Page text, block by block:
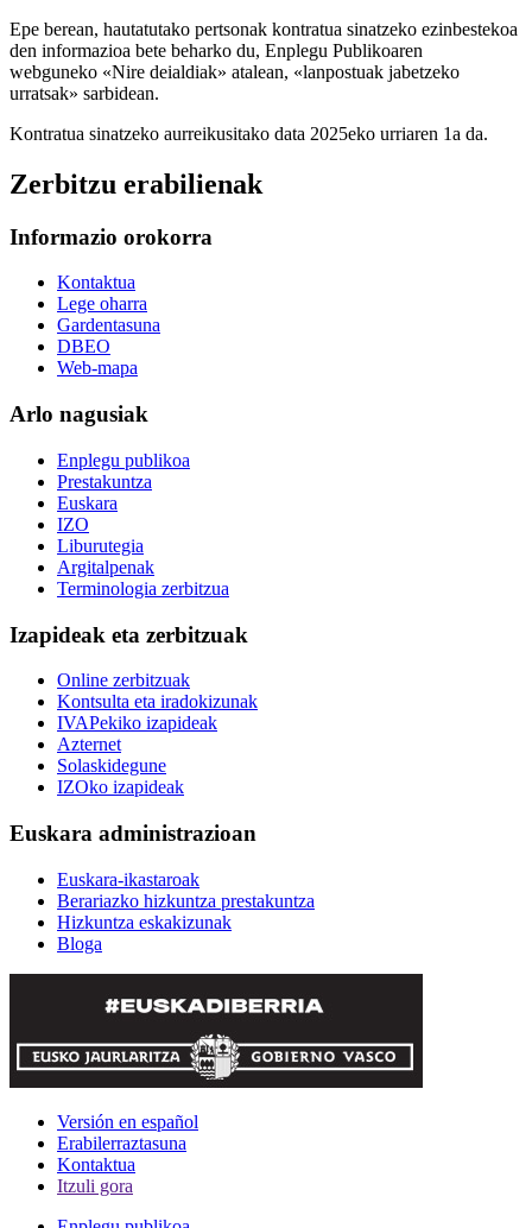
Epe berean, hautatutako pertsonak kontratua sinatzeko ezinbestekoa
den informazioa bete beharko du, Enplegu Publikoaren
webguneko «Nire deialdiak» atalean, «lanpostuak jabetzeko
urratsak» sarbidean.
Kontratua sinatzeko aurreikusitako data 2025eko urriaren 1a da.
Zerbitzu erabilienak
Informazio orokorra
Kontaktua
Lege oharra
Gardentasuna
DBEO
Web-mapa
Arlo nagusiak
Enplegu publikoa
Prestakuntza
Euskara
IZO
Liburutegia
Argitalpenak
Terminologia zerbitzua
Izapideak eta zerbitzuak
Online zerbitzuak
Kontsulta eta iradokizunak
IVAPekiko izapideak
Azternet
Solaskidegune
IZOko izapideak
Euskara administrazioan
Euskara-ikastaroak
Berariazko hizkuntza prestakuntza
Hizkuntza eskakizunak
Bloga
Versión en español
Erabilerraztasuna
Kontaktua
Itzuli gora